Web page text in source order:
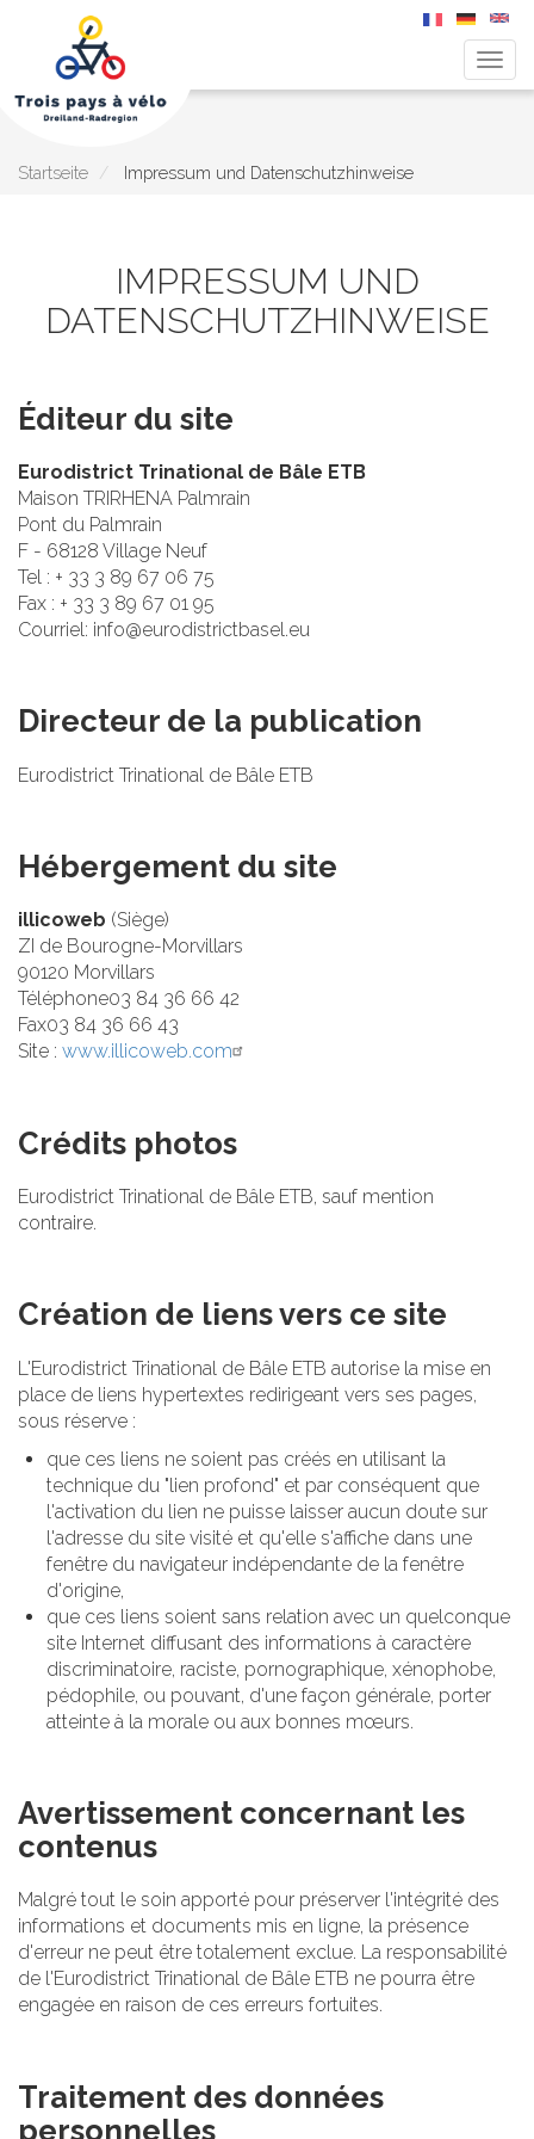
Direkt
Startseite Impressum und Datenschutzhinweise
IMPRESSUM UND
DATENSCHUTZHINWEISE
Éditeur du site
Eurodistrict Trinational de Bâle ETB
Maison TRIRHENA Palmrain
Pont du Palmrain
F - 68128 Village Neuf
Tel : + 33 3 89 67 06 75
Fax : + 33 3 89 67 01 95
Courriel: info@eurodistrictbasel.eu
Directeur de la publication
Eurodistrict Trinational de Bâle ETB
Hébergement du site
illicoweb (Siège)
ZI de Bourogne-Morvillars
90120 Morvillars
Téléphone03 84 36 66 42
Fax03 84 36 66 43
Site : www.illicoweb.com
Crédits photos
Eurodistrict Trinational de Bâle ETB, sauf mention
contraire.
Création de liens vers ce site
L'Eurodistrict Trinational de Bâle ETB autorise la mise en
place de liens hypertextes redirigeant vers ses pages,
sous réserve :
que ces liens ne soient pas créés en utilisant la
technique du "lien profond" et par conséquent que
l'activation du lien ne puisse laisser aucun doute sur
l'adresse du site visité et qu'elle s'affiche dans une
fenêtre du navigateur indépendante de la fenêtre
d'origine,
que ces liens soient sans relation avec un quelconque
site Internet diffusant des informations à caractère
discriminatoire, raciste, pornographique, xénophobe,
pédophile, ou pouvant, d'une façon générale, porter
atteinte à la morale ou aux bonnes mœurs.
Avertissement concernant les
contenus
Malgré tout le soin apporté pour préserver l'intégrité des
informations et documents mis en ligne, la présence
d'erreur ne peut être totalement exclue. La responsabilité
de l'Eurodistrict Trinational de Bâle ETB ne pourra être
engagée en raison de ces erreurs fortuites.
Traitement des données
personnelles